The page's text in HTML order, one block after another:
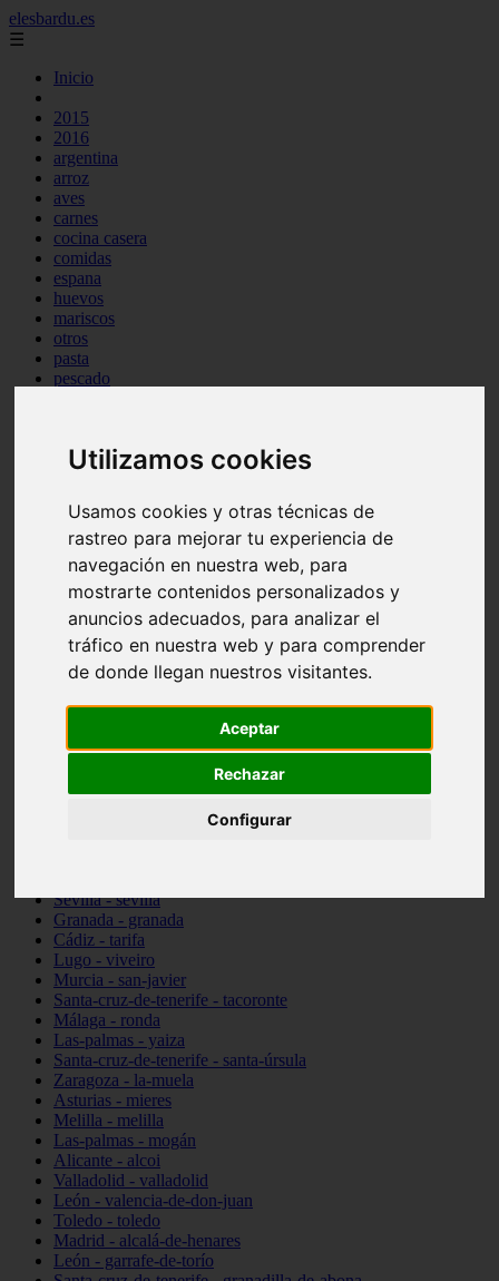
Utilizamos cookies
Usamos cookies y otras técnicas de
rastreo para mejorar tu experiencia de
navegación en nuestra web, para
mostrarte contenidos personalizados y
anuncios adecuados, para analizar el
tráfico en nuestra web y para comprender
de donde llegan nuestros visitantes.
Aceptar
Rechazar
Configurar
elesbardu.es
☰
Inicio
2015
2016
argentina
arroz
aves
carnes
cocina casera
comidas
espana
huevos
mariscos
otros
pasta
pescado
tag
vocabulario de cocina
Madrid - pozuelo-de-alarcón
Teruel - sarrión
Cádiz - algodonales
Illes-balears - inca
Madrid - madrid
Málaga - torremolinos
Asturias - oviedo
Cádiz - el-puerto-de-santa-maría
Málaga - marbella
Barcelona - barcelona
Sevilla - sevilla
Granada - granada
Cádiz - tarifa
Lugo - viveiro
Murcia - san-javier
Santa-cruz-de-tenerife - tacoronte
Málaga - ronda
Las-palmas - yaiza
Santa-cruz-de-tenerife - santa-úrsula
Zaragoza - la-muela
Asturias - mieres
Melilla - melilla
Las-palmas - mogán
Alicante - alcoi
Valladolid - valladolid
León - valencia-de-don-juan
Toledo - toledo
Madrid - alcalá-de-henares
León - garrafe-de-torío